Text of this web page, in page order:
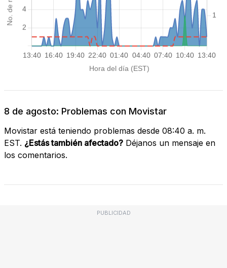
8 de agosto: Problemas con Movistar
Movistar está teniendo problemas desde 08:40 a. m.
EST. ¿Estás también afectado? Déjanos un mensaje en
los comentarios.
PUBLICIDAD